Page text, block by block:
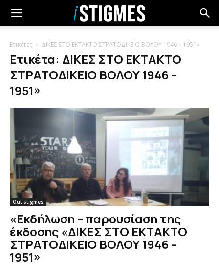
Ετικέτες ΔΙΚΕΣ ΣΤΟ ΕΚΤΑΚΤΟ ΣΤΡΑΤΟΔΙΚΕΙΟ ΒΟΛΟΥ 1946 – 1951»
Ετικέτα: ΔΙΚΕΣ ΣΤΟ ΕΚΤΑΚΤΟ
ΣΤΡΑΤΟΔΙΚΕΙΟ ΒΟΛΟΥ 1946 –
1951»
Out stigmes
«Εκδήλωση – παρουσίαση της
έκδοσης «ΔΙΚΕΣ ΣΤΟ ΕΚΤΑΚΤΟ
ΣΤΡΑΤΟΔΙΚΕΙΟ ΒΟΛΟΥ 1946 –
1951»